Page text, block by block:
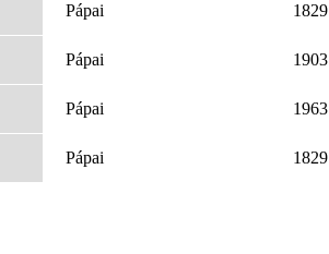
Pápai 1829
Pápai 1903
Pápai 1963
Pápai 1829